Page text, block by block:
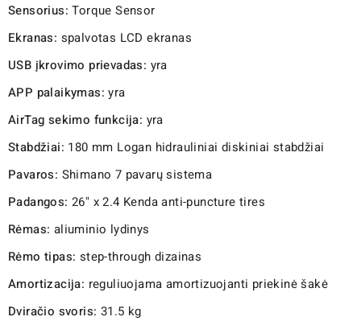
Sensorius: Torque Sensor
Ekranas: spalvotas LCD ekranas
USB įkrovimo prievadas: yra
APP palaikymas: yra
AirTag sekimo funkcija: yra
Stabdžiai: 180 mm Logan hidrauliniai diskiniai stabdžiai
Pavaros: Shimano 7 pavarų sistema
Padangos: 26" x 2.4 Kenda anti-puncture tires
Rėmas: aliuminio lydinys
Rėmo tipas: step-through dizainas
Amortizacija: reguliuojama amortizuojanti priekinė šakė
Dviračio svoris: 31.5 kg